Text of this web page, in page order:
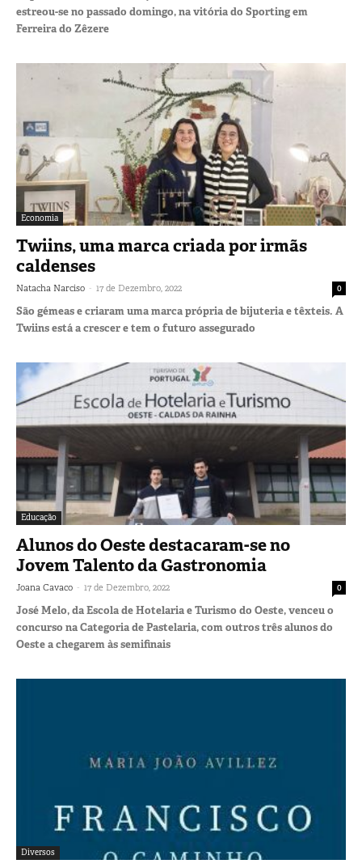
estreou-se no passado domingo, na vitória do Sporting em
Ferreira do Zêzere
Economia
Twiins, uma marca criada por irmãs
caldenses
Natacha Narciso - 17 de Dezembro, 2022 0
São gémeas e criaram uma marca própria de bijuteria e têxteis. A
Twiins está a crescer e tem o futuro assegurado
Educação
Alunos do Oeste destacaram-se no
Jovem Talento da Gastronomia
Joana Cavaco - 17 de Dezembro, 2022 0
José Melo, da Escola de Hotelaria e Turismo do Oeste, venceu o
concurso na Categoria de Pastelaria, com outros três alunos do
Oeste a chegarem às semifinais
Diversos